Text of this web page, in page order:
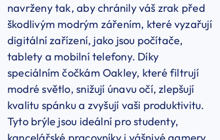
navrženy tak, aby chránily váš zrak před
škodlivým modrým zářením, které vyzařují
digitální zařízení, jako jsou počítače,
tablety a mobilní telefony. Díky
speciálním čočkám Oakley, které filtrují
modré světlo, snižují únavu očí, zlepšují
kvalitu spánku a zvyšují vaši produktivitu.
Tyto brýle jsou ideální pro studenty,